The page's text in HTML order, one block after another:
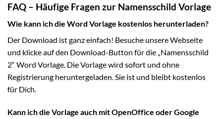
FAQ – Häufige Fragen zur Namensschild Vorlage
Wie kann ich die Word Vorlage kostenlos herunterladen?
Der Download ist ganz einfach! Besuche unsere Webseite
und klicke auf den Download-Button für die „Namensschild
2“ Word Vorlage. Die Vorlage wird sofort und ohne
Registrierung heruntergeladen. Sie ist und bleibt kostenlos
für Dich.
Kann ich die Vorlage auch mit OpenOffice oder Google